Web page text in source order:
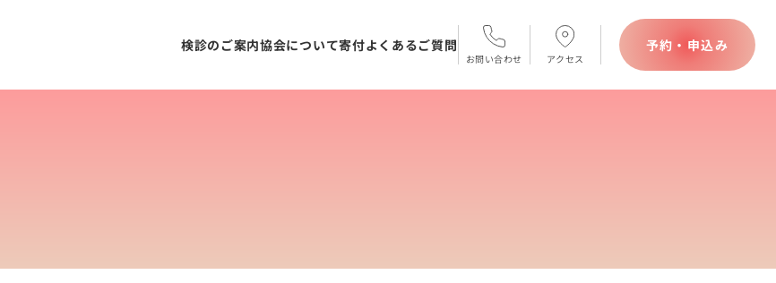
検診のご案内協会について寄付よくあるご質問
お問い合わせ アクセス
予約・申込み